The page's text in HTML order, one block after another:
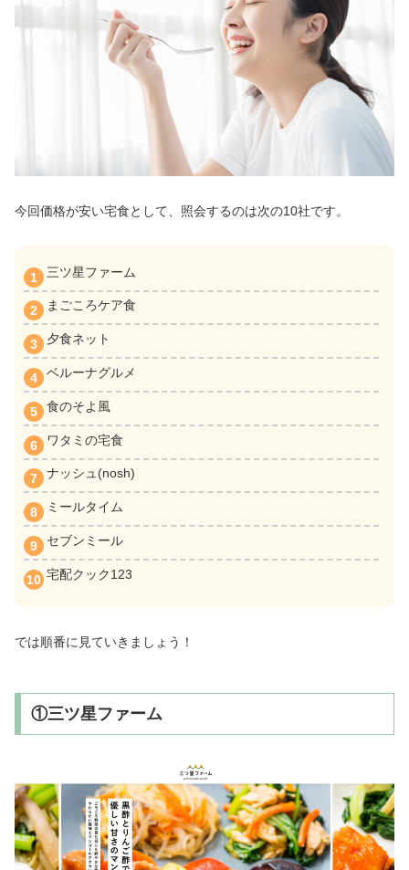
今回価格が安い宅食として、照会するのは次の10社です。
三ツ星ファーム
まごころケア食
夕食ネット
ベルーナグルメ
食のそよ風
ワタミの宅食
ナッシュ(nosh)
ミールタイム
セブンミール
宅配クック123
では順番に見ていきましょう！
①三ツ星ファーム